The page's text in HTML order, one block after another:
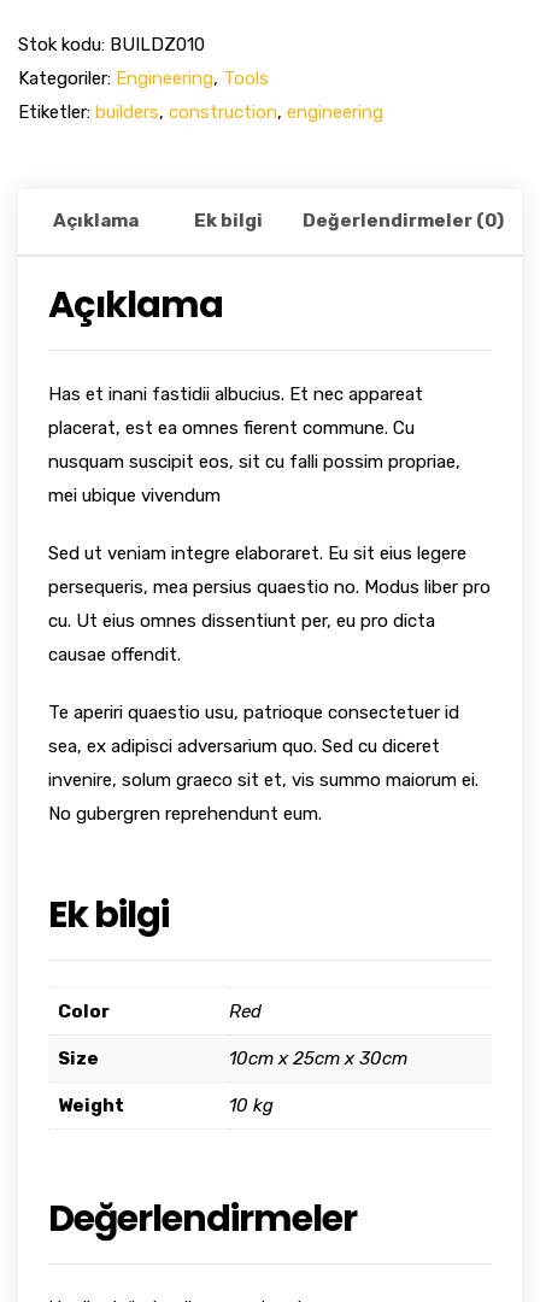
Stok kodu: BUILDZ010
Kategoriler: Engineering, Tools
Etiketler: builders, construction, engineering
Açıklama Ek bilgi Değerlendirmeler (0)
Açıklama
Has et inani fastidii albucius. Et nec appareat
placerat, est ea omnes fierent commune. Cu
nusquam suscipit eos, sit cu falli possim propriae,
mei ubique vivendum
Sed ut veniam integre elaboraret. Eu sit eius legere
persequeris, mea persius quaestio no. Modus liber pro
cu. Ut eius omnes dissentiunt per, eu pro dicta
causae offendit.
Te aperiri quaestio usu, patrioque consectetuer id
sea, ex adipisci adversarium quo. Sed cu diceret
invenire, solum graeco sit et, vis summo maiorum ei.
No gubergren reprehendunt eum.
Ek bilgi
Color Red
Size 10cm x 25cm x 30cm
Weight 10 kg
Değerlendirmeler